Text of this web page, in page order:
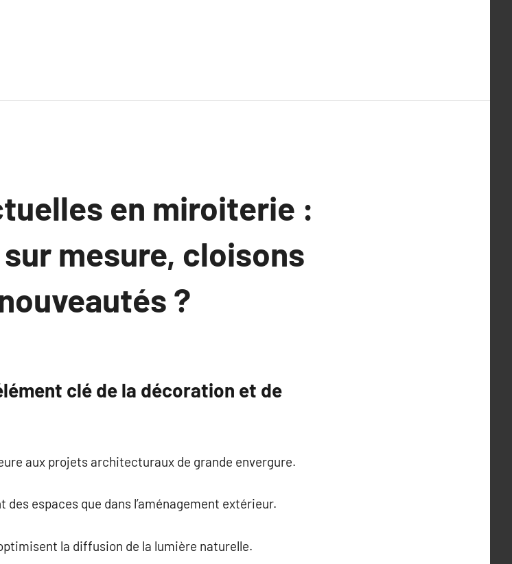
en miroiterie :
mesure, cloisons
?
clé de la décoration et de
aux projets architecturaux de grande envergure.
espaces que dans l’aménagement extérieur.
la diffusion de la lumière naturelle.